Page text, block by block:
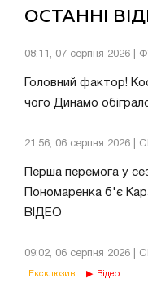
ОСТАННІ
08:11, 07 серпня 2026 |
Головний фактор!
чого Динамо
21:56, 06 серпня 2026
Перша перемога у
Пономаренка б'є
ВІДЕО
09:02, 06 серпня 2026
Ексклюзив Відео